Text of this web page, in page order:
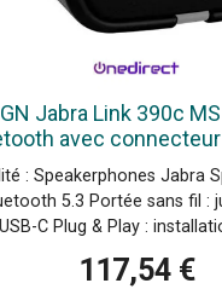
Jabra Link 390c
avec connecteur
Microsoft Teams
stable
: Speakerphones Jabra
5.3 Portée sans fil :
C Plug & Play :
117,54 €